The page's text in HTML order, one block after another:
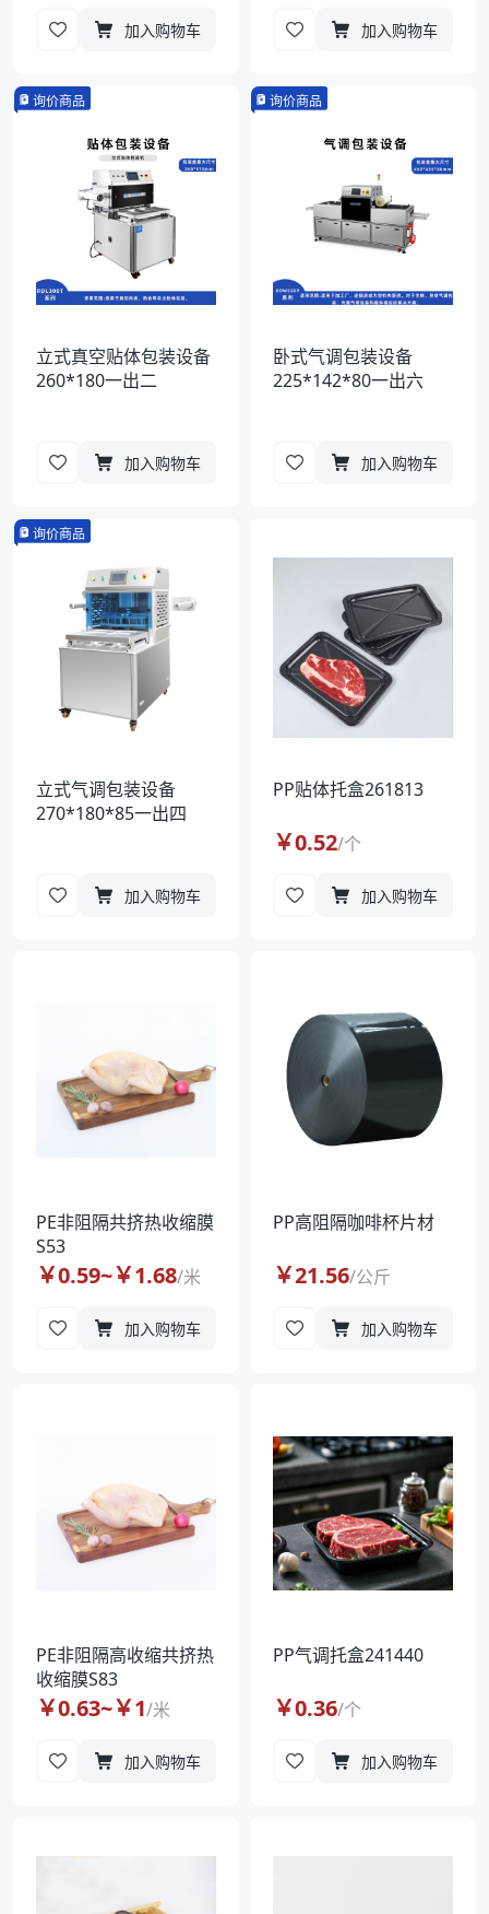
加入购物车 加入购物车
询价商品
立式真空贴体包装设备
260*180一出二
加入购物车
询价商品
卧式气调包装设备
225*142*80一出六
加入购物车
询价商品
立式气调包装设备
270*180*85一出四
加入购物车
PP贴体托盒261813
￥0.52/个
加入购物车
PE非阻隔共挤热收缩膜
S53
￥0.59~￥1.68/米
加入购物车
PP高阻隔咖啡杯片材
￥21.56/公斤
加入购物车
PE非阻隔高收缩共挤热
收缩膜S83
￥0.63~￥1/米
加入购物车
PP气调托盒241440
￥0.36/个
加入购物车